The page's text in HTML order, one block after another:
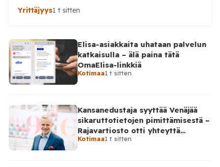
velvoittaisi yrittäjäksi eikä aiheuttaisi maksuja.
Kokoomuksen kansanedustajat Noora Fagerström ja
ryhtymisen kynnystä antamalla jokaiselle
suomalaiselle henkilökohtaisen Y-tunnuksen
automaattisesti. Tilaa Posi TV –
tuellasi riippumaton suomalainen uutisointi jatkuu
myös tulevaisuudessa. Ehdotuksen mukaan tunnusta
Yrittäjyys1 t sitten
Elisa-asiakkaita uhataan palvelun
katkaisulla – älä paina tätä
OmaElisa-linkkiä
Kotimaa1 t sitten
Kansanedustaja syyttää Venäjää
sikaruttotietojen pimittämisestä –
Rajavartiosto otti yhteyttä
Venäjälle
Kotimaa1 t sitten